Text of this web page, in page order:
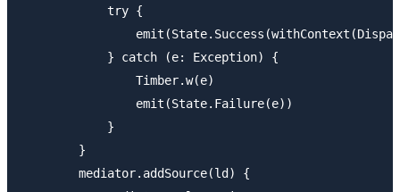
            try {
            } catch (e: Exception) {
                Timber.w(e)
                emit(State.Failure(e))
            }
        }
        mediator.addSource(ld) {